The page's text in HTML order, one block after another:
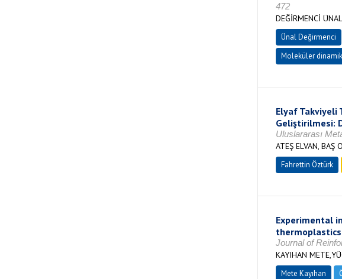
472
DEĞİRMENCİ
Ünal Değirmenci
Moleküler
Elyaf Takviyeli
Geliştirilmesi:
Uluslararası
ATEŞ ELVAN, BAŞ
Fahrettin Öztürk
Experimental
Journal of
KAYIHAN
Mete Kayıhan